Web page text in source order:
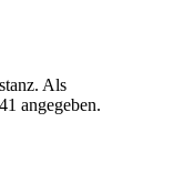
Als
angegeben.